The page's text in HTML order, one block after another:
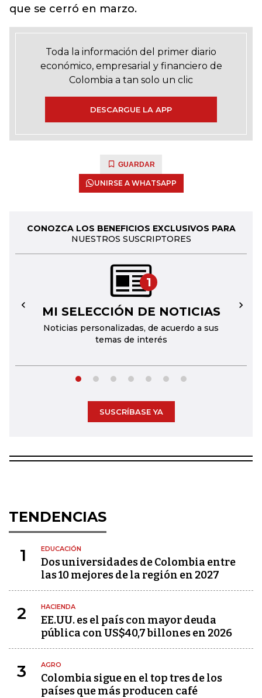
que se cerró en marzo.
Toda la información del primer diario
económico, empresarial y financiero de
Colombia a tan solo un clic
DESCARGUE LA APP
GUARDAR
UNIRSE A WHATSAPP
CONOZCA LOS BENEFICIOS EXCLUSIVOS PARA
NUESTROS SUSCRIPTORES
1
MI SELECCIÓN DE NOTICIAS
Noticias personalizadas, de acuerdo a sus
temas de interés
← →
SUSCRÍBASE YA
TENDENCIAS
1 EDUCACIÓN
Dos universidades de Colombia entre
las 10 mejores de la región en 2027
2 HACIENDA
EE.UU. es el país con mayor deuda
pública con US$40,7 billones en 2026
3 AGRO
Colombia sigue en el top tres de los
países que más producen café